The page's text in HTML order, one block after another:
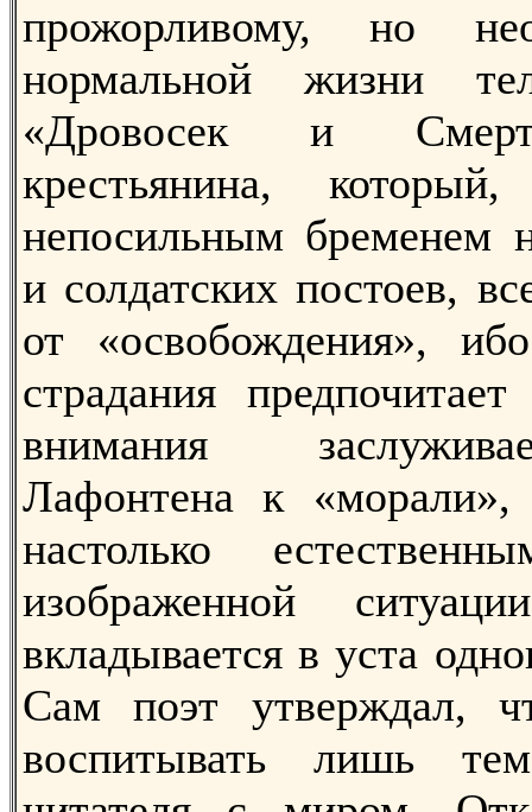
прожорливому, но
нормальной жизни
«Дровосек и
крестьянина,
непосильным бременем
и солдатских постоев,
от «освобождения»,
страдания
внимания
Лафонтена к «морали»,
настолько
изображенной
вкладывается в уста
Сам поэт утверждал,
воспитывать лишь